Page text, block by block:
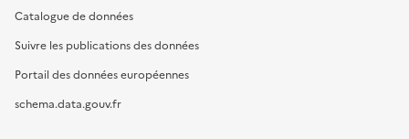
Catalogue de données
Suivre les publications des données
Portail des données européennes
schema.data.gouv.fr